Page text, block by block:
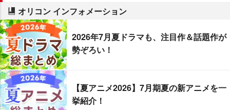
オリコン インフォメーション
2026年7月夏ドラマも、注目作＆話題作が
勢ぞろい！
【夏アニメ2026】7月期夏の新アニメを一
挙紹介！